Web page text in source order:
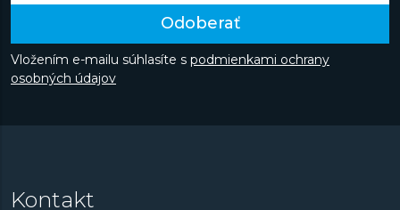
Odoberať
Vložením e-mailu súhlasíte s podmienkami ochrany
osobných údajov
Kontakt